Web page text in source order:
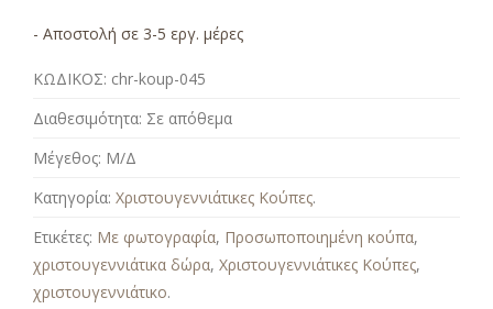
- Αποστολή σε 3-5 εργ. μέρες
ΚΩΔΙΚΟΣ: chr-koup-045
Διαθεσιμότητα: Σε απόθεμα
Μέγεθος: Μ/Δ
Κατηγορία: Χριστουγεννιάτικες Κούπες.
Ετικέτες: Με φωτογραφία, Προσωποποιημένη κούπα,
χριστουγεννιάτικα δώρα, Χριστουγεννιάτικες Κούπες,
χριστουγεννιάτικο.